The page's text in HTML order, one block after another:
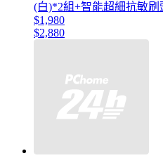
(白)*2組+智能超細抗敏刷
$1,980
$2,880